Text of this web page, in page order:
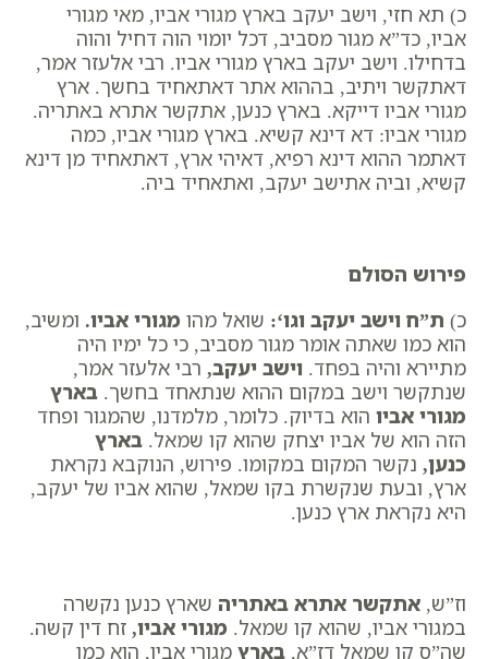
כ) תא חזי, וישב יעקב בארץ מגורי אביו, מאי מגורי
אביו, כד”א מגור מסביב, דכל יומוי הוה דחיל והוה
בדחילו. וישב יעקב בארץ מגורי אביו. רבי אלעזר אמר,
דאתקשר ויתיב, בההוא אתר דאתאחיד בחשך. ארץ
מגורי אביו דייקא. בארץ כנען, אתקשר אתרא באתריה.
מגורי אביו: דא דינא קשיא. בארץ מגורי אביו, כמה
דאתמר ההוא דינא רפיא, דאיהי ארץ, דאתאחיד מן דינא
קשיא, וביה אתישב יעקב, ואתאחיד ביה.
פירוש הסולם
כ) ת”ח וישב יעקב וגו‘: שואל מהו מגורי אביו. ומשיב,
הוא כמו שאתה אומר ​מגור מסביב, כי כל ימיו היה
מתיירא והיה בפחד. וישב יעקב, רבי אלעזר אמר,
שנתקשר וישב במקום ההוא שנתאחד בחשך. בארץ
מגורי אביו הוא בדיוק. כלומר, מלמדנו, שהמגור ופחד
הזה הוא של אביו יצחק שהוא קו שמאל. בארץ
כנען, נקשר המקום במקומו. פירוש, הנוקבא נקראת
ארץ, ובעת שנקשרת בקו שמאל, שהוא אביו של יעקב,
היא נקראת ארץ כנען.
וז”ש, אתקשר אתרא באתריה שארץ כנען נקשרה
במגורי אביו, שהוא קו שמאל. מגורי אביו, זח דין קשה.
שה”ס קו שמאל דז”א, בארץ מגורי אביו, הוא כמו